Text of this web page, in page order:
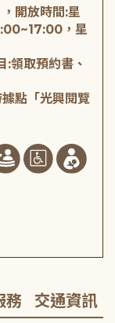
開放時間:星
，星
:領取預約書、
點「光興閱覽
務 交通資訊